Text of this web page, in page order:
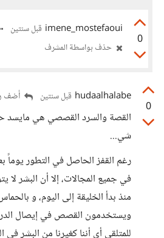
0
imene_mostefaoui قبل سنتين
حذف بواسطة المشرف
0
hudaalhalabe قبل سنتين أضف
القصة والسرد القصصي هي مايسد
شي...
رغم القفز الحاصل في التطور يوماً
في جميع المجالات، إلا أن البشر
منذ بدأ الخليقة إلى اليوم، و
ويستخدمون القصص في إيصال
للمتلقي أي أننا كغيرنا من البشر في